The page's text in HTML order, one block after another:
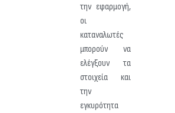
την εφαρμογή,
οι
καταναλωτές
μπορούν να
ελέγξουν τα
στοιχεία και
την
εγκυρότητα